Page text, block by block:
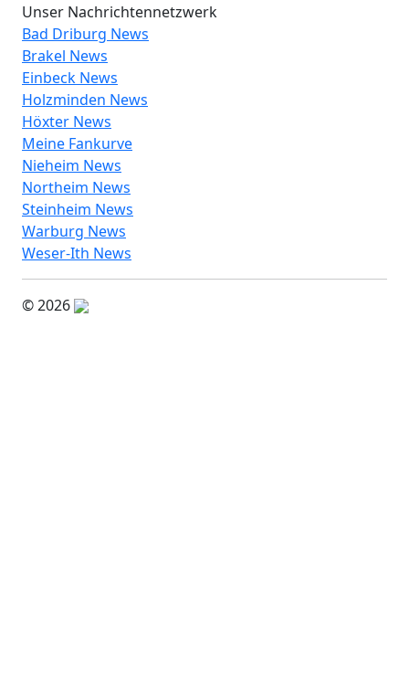
Unser Nachrichtennetzwerk
Bad Driburg News
Brakel News
Einbeck News
Holzminden News
Höxter News
Meine Fankurve
Nieheim News
Northeim News
Steinheim News
Warburg News
Weser-Ith News
© 2026